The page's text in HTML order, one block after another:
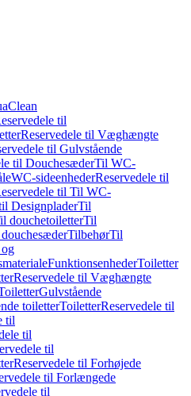
til
Reservedele til Væghængte
til Gulvstående
til DouchesæderTil WC-
WC-sideenhederReservedele til
til Til WC-
DesignpladerTil
douchetoiletterTil
TilbehørTil
FunktionsenhederToiletter
Reservedele til Væghængte
Gulvstående
toiletterToiletterReservedele til
til
til
til
Reservedele til Forhøjede
til Forlængede
til